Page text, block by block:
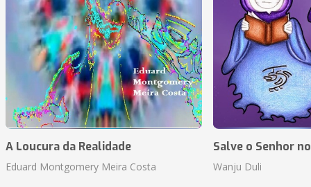
A Loucura da Realidade
Eduard Montgomery Meira Costa
Salve o Senhor
Wanju Duli